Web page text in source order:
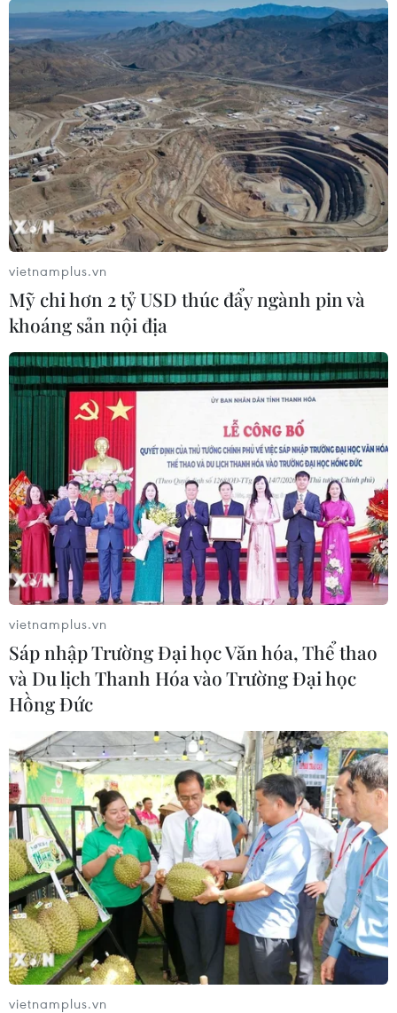
TIN CÙNG CHUYÊN MỤC
Khởi tố 19 đối tượng cướp
giật tài sản tại Công ty Tân Huê Viên
08/08/2026 08:52
Tây Ninh ngăn chặn, xử lý nghiêm
các vụ việc xâm phạm quyền sở hữu
trí tuệ
08/08/2026 04:29
Dắt chó đi dạo không đúng quy
định, bị phạt đến 2 triệu đồng?
08/08/2026 04:16
vietnamplus.vn
Mỹ chi hơn 2 tỷ USD thúc đẩy ngành pin và
khoáng sản nội địa
vietnamplus.vn
Sáp nhập Trường Đại học Văn hóa, Thể thao
và Du lịch Thanh Hóa vào Trường Đại học
Hồng Đức
vietnamplus.vn